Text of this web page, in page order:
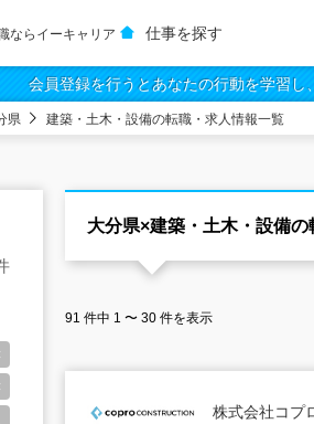
ならイーキャリア 仕事を探す
会員登録を行うとあなたの行動を学習し
県 建築・土木・設備の転職・求人情報一覧
大分県×建築・土木・設備の
91 件中 1 〜 30 件を表示
株式会社コプ